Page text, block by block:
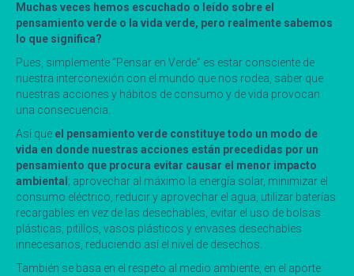
Muchas veces hemos escuchado o leído sobre el
pensamiento verde o la vida verde, pero realmente sabemos
lo que significa?
Pues, simplemente “Pensar en Verde” es estar consciente de
nuestra interconexión con el mundo que nos rodea, saber que
nuestras acciones y hábitos de consumo y de vida provocan
una consecuencia.
Así que el pensamiento verde constituye todo un modo de
vida en donde nuestras acciones están precedidas por un
pensamiento que procura evitar causar el menor impacto
ambiental ; aprovechar al máximo la energía solar, minimizar el
consumo eléctrico, reducir y aprovechar el agua, utilizar baterías
recargables en vez de las desechables, evitar el uso de bolsas
plásticas, pitillos, vasos plásticos y envases desechables
innecesarios, reduciendo así el nivel de desechos.
También se basa en el respeto al medio ambiente, en el aporte